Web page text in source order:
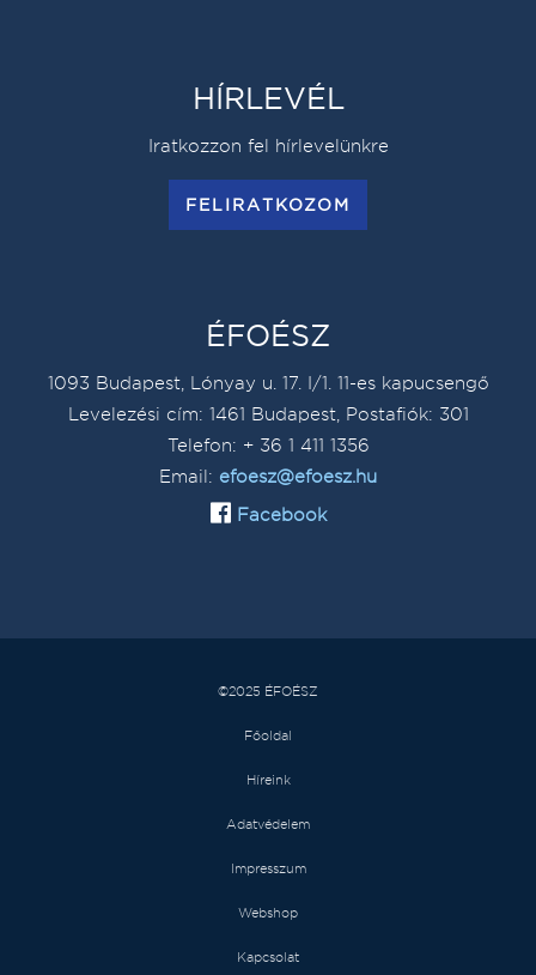
HÍRLEVÉL
Iratkozzon fel hírlevelünkre
FELIRATKOZOM
ÉFOÉSZ
1093 Budapest, Lónyay u. 17. I/1. 11-es kapucsengő
Levelezési cím: 1461 Budapest, Postafiók: 301
Telefon: + 36 1 411 1356
Email: efoesz@efoesz.hu
Facebook
©2025 ÉFOÉSZ
Főoldal
Híreink
Adatvédelem
Impresszum
Webshop
Kapcsolat